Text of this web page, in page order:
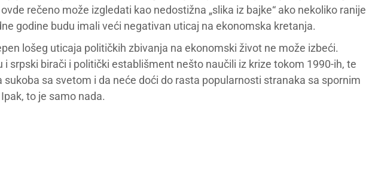
rečeno može izgledati kao nedostižna „slika iz bajke“ ako nekoliko ranije
godine budu imali veći negativan uticaj na ekonomska kretanja.
lošeg uticaja političkih zbivanja na ekonomski život ne može izbeći.
i srpski birači i politički establišment nešto naučili iz krize tokom 1990-ih, te
sukoba sa svetom i da neće doći do rasta popularnosti stranaka sa spornim
to je samo nada.